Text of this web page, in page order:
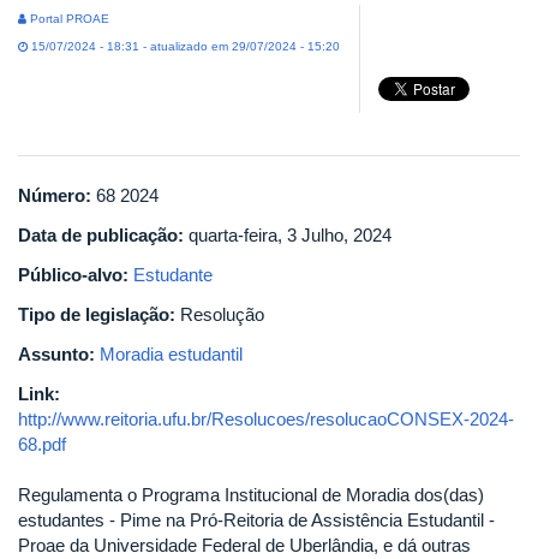
Portal PROAE
15/07/2024 - 18:31 - atualizado em 29/07/2024 - 15:20
Número: 68 2024
Data de publicação: quarta-feira, 3 Julho, 2024
Público-alvo: Estudante
Tipo de legislação: Resolução
Assunto: Moradia estudantil
Link:
http://www.reitoria.ufu.br/Resolucoes/resolucaoCONSEX-2024-
68.pdf
Regulamenta o Programa Institucional de Moradia dos(das)
estudantes - Pime na Pró-Reitoria de Assistência Estudantil -
Proae da Universidade Federal de Uberlândia, e dá outras